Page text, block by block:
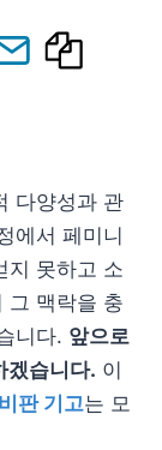
다양성과 관
에서 페미니
지 못하고 소
그 맥락을 충
니다. 앞으로
겠습니다. 이
판 기고는 모